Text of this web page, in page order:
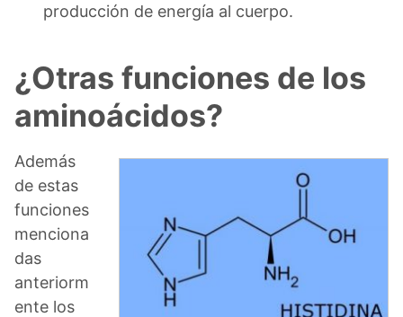
producción de energía al cuerpo.
¿Otras funciones de los
aminoácidos?
Además
de estas
funciones
menciona
das
anteriorm
ente los